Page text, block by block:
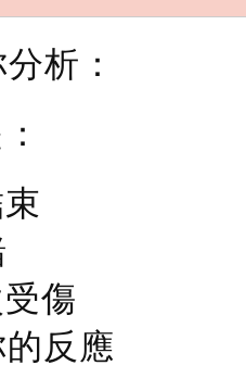
析：
傷
反應